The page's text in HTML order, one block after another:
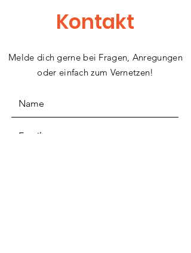
Kontakt
Melde dich gerne bei Fragen, Anregungen
oder einfach zum Vernetzen!